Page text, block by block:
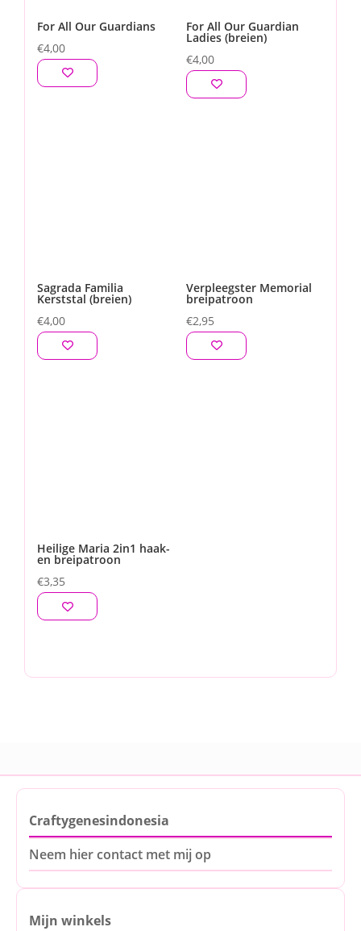
For All Our Guardians
€4,00
For All Our Guardian
Ladies (breien)
€4,00
Sagrada Familia
Kerststal (breien)
€4,00
Verpleegster Memorial
breipatroon
€2,95
Heilige Maria 2in1 haak-
en breipatroon
€3,35
Craftygenesindonesia
Neem hier contact met mij op
Mijn winkels